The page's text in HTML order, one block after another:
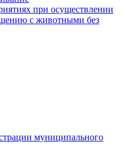
при осуществлении
с животными без
муниципального